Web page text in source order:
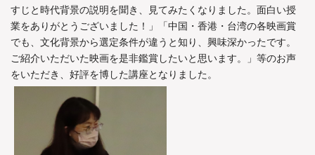
すじと時代背景の説明を聞き、見てみたくなりました。面白い授
業をありがとうございました！」「中国・香港・台湾の各映画賞
でも、文化背景から選定条件が違うと知り、興味深かったです。
ご紹介いただいた映画を是非鑑賞したいと思います。」等のお声
をいただき、好評を博した講座となりました。